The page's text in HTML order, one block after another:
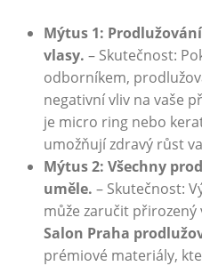
Mýtus 1:
vlasy. – Skutečnost:
odborníkem,
negativní vliv na vaše
je micro ring nebo
umožňují zdravý růst
Mýtus 2: Všechny
uměle. – Skutečnost:
může zaručit přirozený
Salon Praha
prémiové materiály,